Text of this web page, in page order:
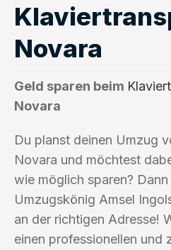
Novara
Geld sparen beim
Novara
Du planst deinen Umzug
Novara und möchtest
wie möglich sparen?
Umzugskönig Amsel
an der richtigen Adresse!
einen professionellen und